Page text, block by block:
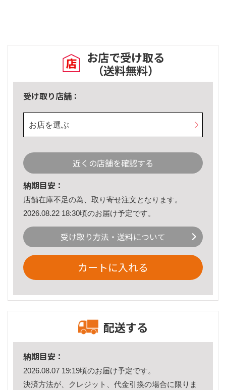
お店で受け取る
（送料無料）
受け取り店舗：
お店を選ぶ
近くの店舗を確認する
納期目安：
店舗在庫不足の為、取り寄せ注文となります。
2026.08.22 18:30頃のお届け予定です。
受け取り方法・送料について
カートに入れる
配送する
納期目安：
2026.08.07 19:19頃のお届け予定です。
決済方法が、クレジット、代金引換の場合に限りま